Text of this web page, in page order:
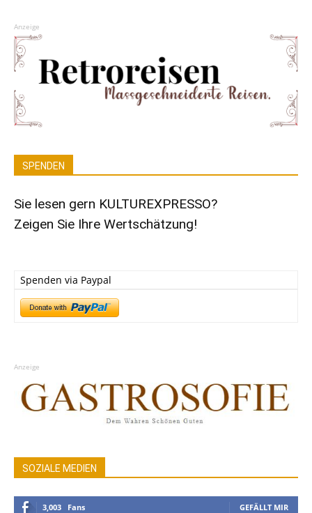
Anzeige
SPENDEN
Sie lesen gern KULTUREXPRESSO?
Zeigen Sie Ihre Wertschätzung!
Spenden via Paypal
Anzeige
SOZIALE MEDIEN
3,003 Fans GEFÄLLT MIR